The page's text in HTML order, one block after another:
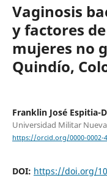
Vaginosis
y factores
mujeres no
Quindío,
Franklin José Espitia-
Universidad Militar
https://orcid.org/0000-0002-
DOI: https://doi.org/